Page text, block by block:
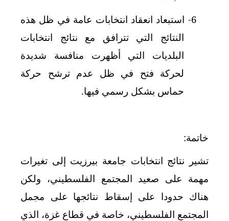
6- استبعاد انعقاد انتخابات عامة في ظل هذه
النتائج التي تترافق مع نتائج انتخابات
البلديات التي أظهرت منافسة شديدة
لحركة فتح في ظل عدم ترشح حركة
حماس بشكل رسمي فيها.
خاتمة:
تشير نتائج انتخابات جامعة بيرزيت إلى تغيرات
مهمة على صعيد المجتمع الفلسطيني، ولكن
هناك حدودا على إسقاط نتائجها على مجمل
المجتمع الفلسطيني، خاصة في قطاع غزة، الذي